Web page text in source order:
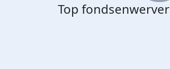
Top fondsenwerver